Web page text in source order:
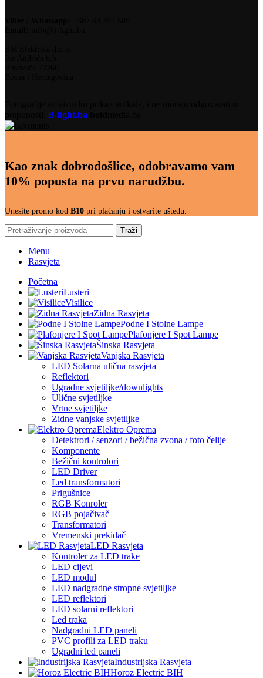
B-light.ba
Kao znak dobrodošlice, odobravamo vam
10% popusta na prvu narudžbu.
Unesite promo kod B10 pri plaćanju i ostvarite uštedu.
Traži
Menu
Rasvjeta
Početna
Lusteri
Visilice
Zidna Rasvjeta
Podne I Stolne Lampe
Plafonjere I Spot Lampe
Šinska Rasvjeta
Vanjska Rasvjeta
LED Solarna ulična rasvjeta
Reflektori
Ugradne svjetiljke/downlights
Ulične svjetiljke
Vrtne svjetiljke
Zidne vanjske svjetiljke
Elektro Oprema
Detektrori / senzori / bežična zvona / foto čelije
Komponente
Bežični kontrolori
LED Driver
Led transformatori
Prigušnice
RGB Konroler
RGB pojačivač
Transformatori
Vremenski prekidač
LED Rasvjeta
Kontroler za LED trake
LED cijevi
LED modul
LED nadgradne stropne svjetiljke
LED reflektori
LED solarni reflektori
Led traka
Nadgradni LED paneli
PVC profili za LED traku
Ugradni led paneli
Industrijska Rasvjeta
Horoz Electric BIH